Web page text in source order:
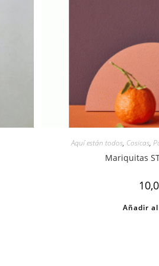
Aquí están todos, Cosicas,
Mariquitas
Añadir